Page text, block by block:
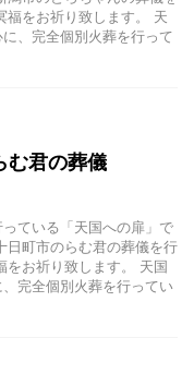
福をお祈り致します。 天
、完全個別火葬を行って
む君の葬儀
ている「天国への扉」で
日町市のらむ君の葬儀を行
をお祈り致します。 天国
完全個別火葬を行ってい